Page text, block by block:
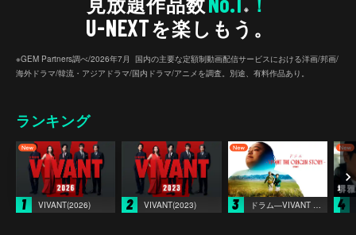
※
U-NEXTを楽しもう。
※GEM Partners調べ/2026年7⽉ 国内の主要な定額制動画配信サービスにおける洋画/邦画/
海外ドラマ/韓流・アジアドラマ/国内ドラマ/アニメを調査。別途、有料作品あり。
ランキング
1 VIVANT(2026) 2 VIVANT(2023) 3 ドラム―VIVANT THE ORIGIN STORY― 4